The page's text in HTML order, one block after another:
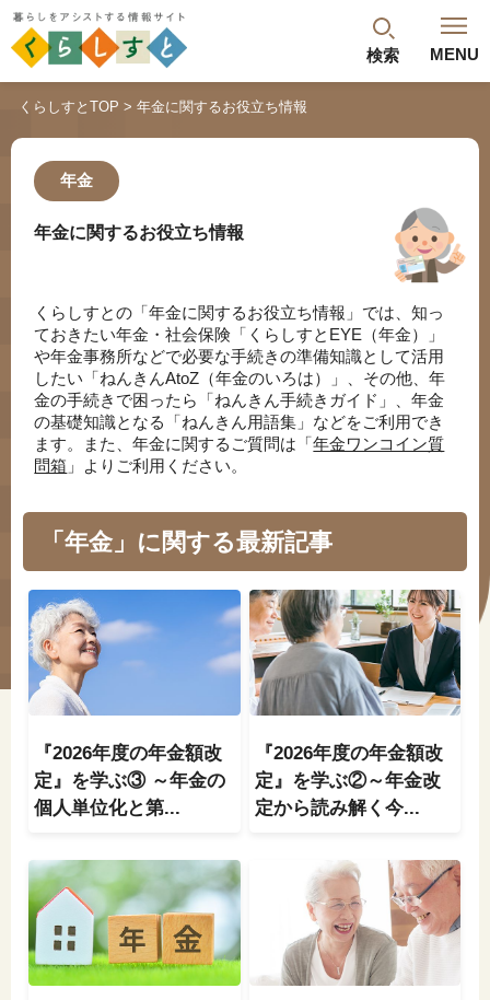
検索 MENU
閉じる
最新記事 閲覧履歴 ランキング
年金のよくあるご質問
人気#タグ「5選」
#くらしすとEYE(年金)
#ねんきんAtoZ
#年金のこんなとき
#年金講座
「年金」に関する記事
「健康」に関する記事
「終活」に関する記事
くらしすとTOP 年金に関するお役立ち情報
年金
年金に関するお役立ち情報
くらしすとの「年金に関するお役立ち情報」では、知っ
ておきたい年金・社会保険「くらしすとEYE（年金）」
や年金事務所などで必要な手続きの準備知識として活用
したい「ねんきんAtoZ（年金のいろは）」、その他、年
金の手続きで困ったら「ねんきん手続きガイド」、年金
の基礎知識となる「ねんきん用語集」などをご利用でき
ます。また、年金に関するご質問は「年金ワンコイン質
問箱 」よりご利用ください。
「年金」に関する最新記事
『2026年度の年金額改
定』を学ぶ③ ～年金の
個人単位化と第...
『2026年度の年金額改
定』を学ぶ②～年金改
定から読み解く今...